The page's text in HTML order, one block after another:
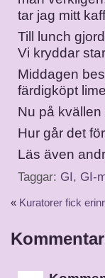
tar jag mitt
Till lunch
Vi kryddar
Middagen
färdigköpt
Nu på kvällen
Hur går det
Läs även
Taggar: GI, GI-
« Kuratorer fick